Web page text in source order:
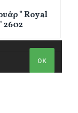
" Royal
2602
ΟΚ